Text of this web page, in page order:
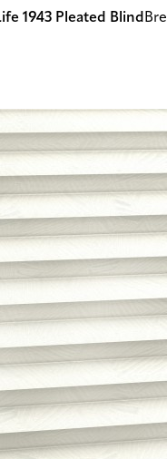
1943 Pleated Blind